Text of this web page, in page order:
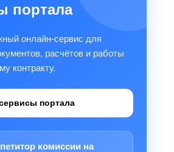
портала
онлайн-сервис для
расчётов и работы
контракту.
портала
комиссии на